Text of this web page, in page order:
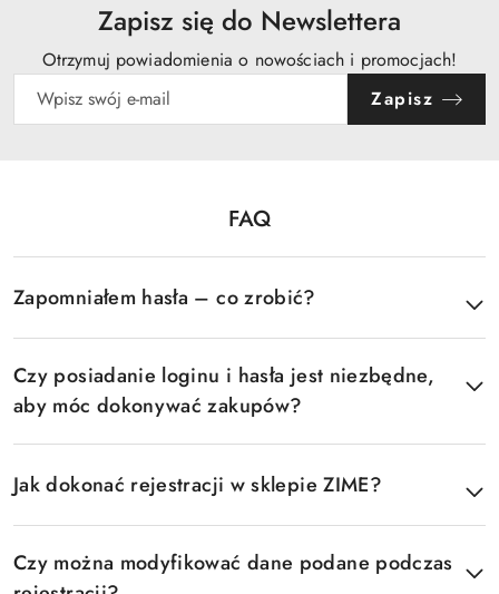
Zapisz się do Newslettera
Otrzymuj powiadomienia o nowościach i promocjach!
Zapisz
FAQ
Zapomniałem hasła – co zrobić?
Czy posiadanie loginu i hasła jest niezbędne,
aby móc dokonywać zakupów?
Jak dokonać rejestracji w sklepie ZIME?
Czy można modyfikować dane podane podczas